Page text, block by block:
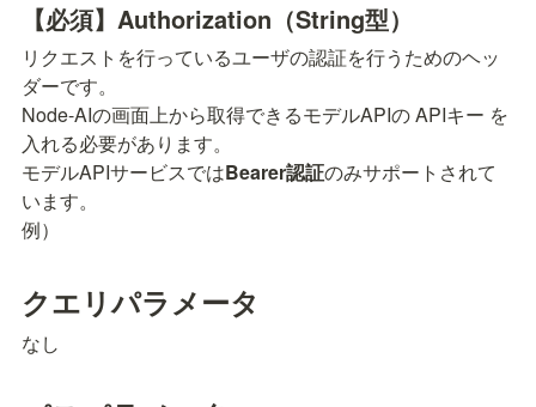
【必須】Authorization（String型）
リクエストを行っているユーザの認証を行うためのヘッ
ダーです。
Node-AIの画面上から取得できるモデルAPIの APIキー を
入れる必要があります。
モデルAPIサービスではBearer認証のみサポートされて
います。
例）
クエリパラメータ
なし